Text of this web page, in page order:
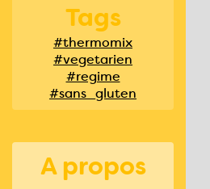
Tags
#thermomix
#vegetarien
#regime
#sans_gluten
A propos